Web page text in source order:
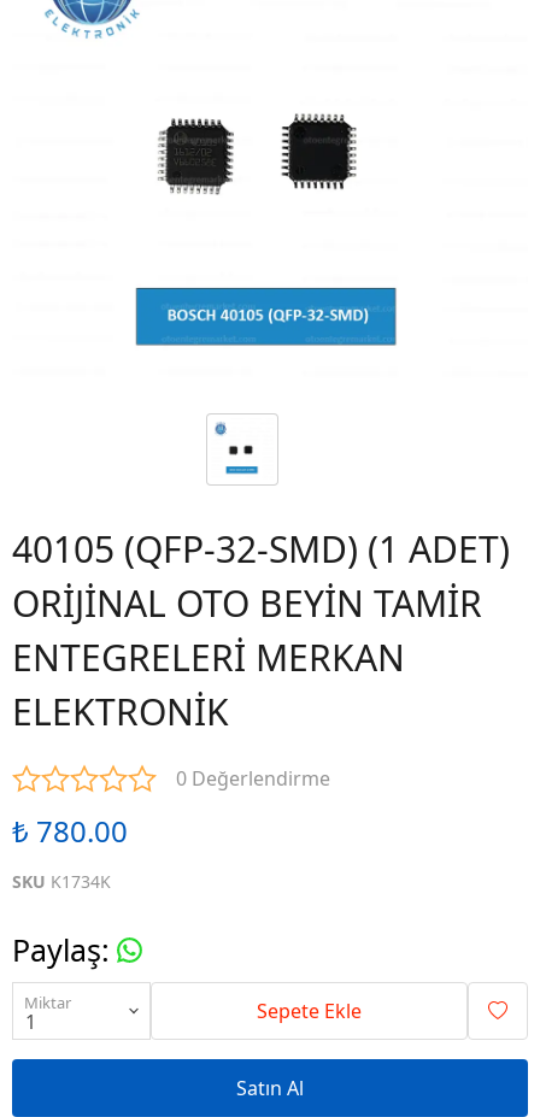
40105 (QFP-32-SMD) (1 ADET)
ORİJİNAL OTO BEYİN TAMİR
ENTEGRELERİ MERKAN
ELEKTRONİK
0 Değerlendirme
₺ 780.00
SKU K1734K
Paylaş:
Miktar Sepete Ekle
Satın Al